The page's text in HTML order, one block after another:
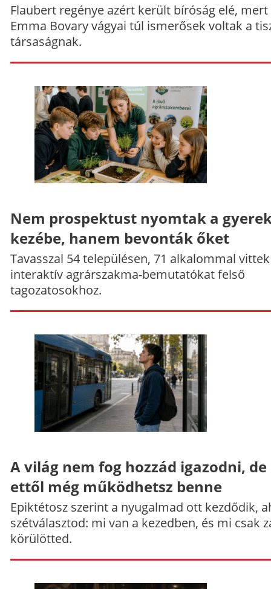
Flaubert regénye azért került bíróság elé, mert
Emma Bovary vágyai túl ismerősek voltak a
társaságnak.
Nem prospektust nyomtak a
kezébe, hanem bevonták őket
Tavasszal 54 településen, 71 alkalommal vittek
interaktív agrárszakma-bemutatókat felső
tagozatosokhoz.
A világ nem fog hozzád igazodni, de
ettől még működhetsz benne
Epiktétosz szerint a nyugalmad ott kezdődik,
szétválasztod: mi van a kezedben, és mi csak
körülötted.